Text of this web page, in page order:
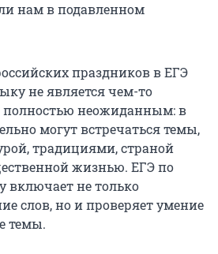
нам в подавленном
праздников в ЕГЭ
не является чем-то
неожиданным: в
могут встречаться темы,
традициями, страной
жизнью. ЕГЭ по
включает не только
слов, но и проверяет умение
темы.